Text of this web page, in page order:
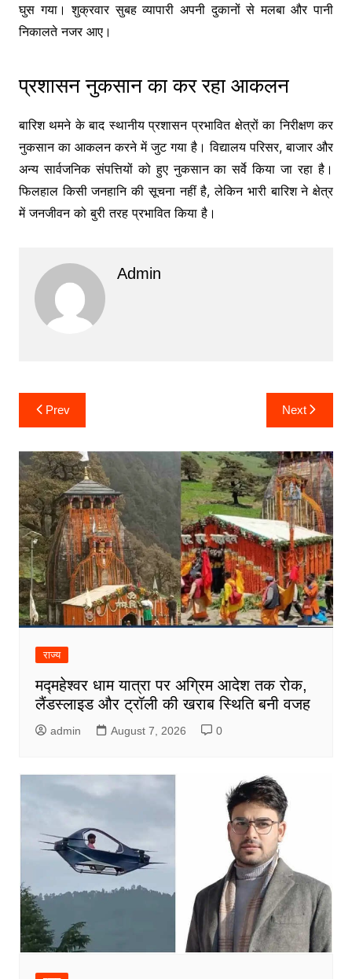
घुस गया। शुक्रवार सुबह व्यापारी अपनी दुकानों से मलबा और पानी
निकालते नजर आए।
प्रशासन नुकसान का कर रहा आकलन
बारिश थमने के बाद स्थानीय प्रशासन प्रभावित क्षेत्रों का निरीक्षण कर
नुकसान का आकलन करने में जुट गया है। विद्यालय परिसर, बाजार और
अन्य सार्वजनिक संपत्तियों को हुए नुकसान का सर्वे किया जा रहा है।
फिलहाल किसी जनहानि की सूचना नहीं है, लेकिन भारी बारिश ने क्षेत्र
में जनजीवन को बुरी तरह प्रभावित किया है।
Admin
Post
navigation
Prev Next
राज्य
मद्महेश्वर धाम यात्रा पर अग्रिम आदेश तक रोक,
लैंडस्लाइड और ट्रॉली की खराब स्थिति बनी वजह
admin August 7, 2026 0